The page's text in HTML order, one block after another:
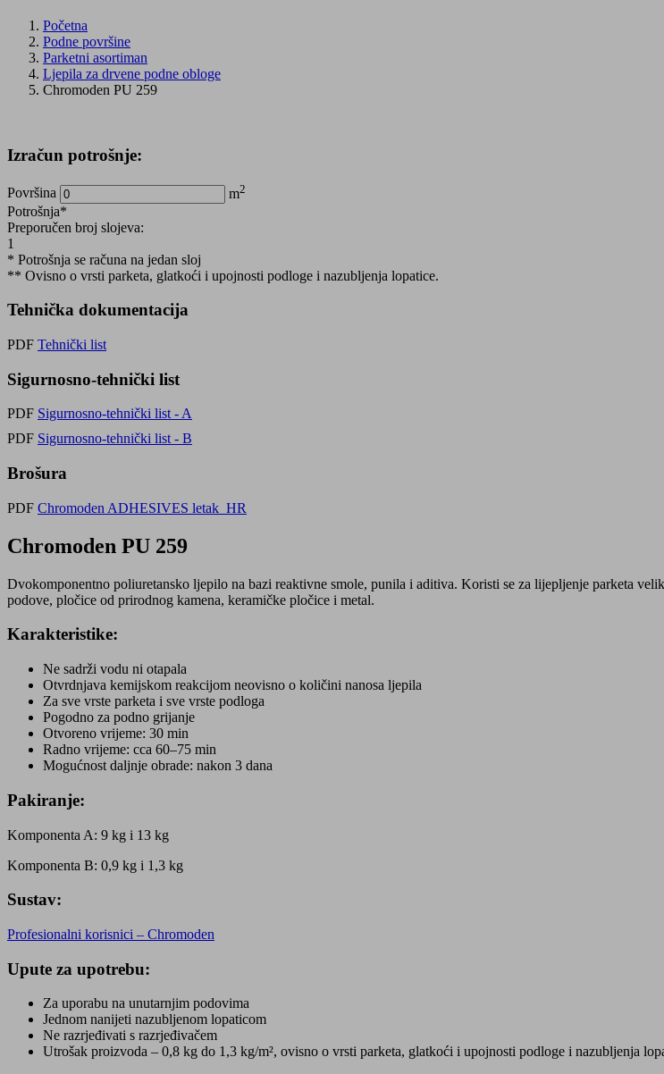
Početna
Podne površine
Parketni asortiman
Ljepila za drvene podne obloge
Chromoden PU 259
Izračun potrošnje:
Površina m2
Potrošnja*
Preporučen broj slojeva:
1
* Potrošnja se računa na jedan sloj
** Ovisno o vrsti parketa, glatkoći i upojnosti podloge i nazubljenja lopatice.
Tehnička dokumentacija
PDF Tehnički list
Sigurnosno-tehnički list
PDF Sigurnosno-tehnički list - A
PDF Sigurnosno-tehnički list - B
Brošura
PDF Chromoden ADHESIVES letak_HR
Chromoden PU 259
Dvokomponentno poliuretansko ljepilo na bazi reaktivne smole, punila i aditiva. Koristi se za lijepljenje parketa
podove, pločice od prirodnog kamena, keramičke pločice i metal.
Karakteristike:
Ne sadrži vodu ni otapala
Otvrdnjava kemijskom reakcijom neovisno o količini nanosa ljepila
Za sve vrste parketa i sve vrste podloga
Pogodno za podno grijanje
Otvoreno vrijeme: 30 min
Radno vrijeme: cca 60–75 min
Mogućnost daljnje obrade: nakon 3 dana
Pakiranje:
Komponenta A: 9 kg i 13 kg
Komponenta B: 0,9 kg i 1,3 kg
Sustav:
Profesionalni korisnici – Chromoden
Upute za upotrebu:
Za uporabu na unutarnjim podovima
Jednom nanijeti nazubljenom lopaticom
Ne razrjeđivati s razrjeđivačem
Utrošak proizvoda – 0,8 kg do 1,3 kg/m², ovisno o vrsti parketa, glatkoći i upojnosti podloge i nazubljenja